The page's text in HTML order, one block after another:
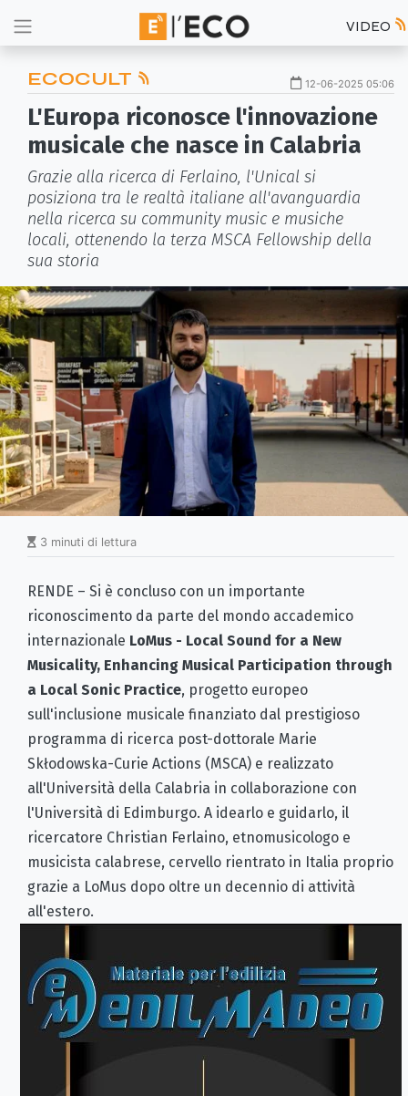
VIDEO
ECOCULT 12-06-2025 05:06
L'Europa riconosce l'innovazione
musicale che nasce in Calabria
Grazie alla ricerca di Ferlaino, l'Unical si
posiziona tra le realtà italiane all'avanguardia
nella ricerca su community music e musiche
locali, ottenendo la terza MSCA Fellowship della
sua storia
3 minuti di lettura
RENDE – Si è concluso con un importante
riconoscimento da parte del mondo accademico
internazionale LoMus - Local Sound for a New
Musicality, Enhancing Musical Participation through
a Local Sonic Practice, progetto europeo
sull'inclusione musicale finanziato dal prestigioso
programma di ricerca post-dottorale Marie
Skłodowska-Curie Actions (MSCA) e realizzato
all'Università della Calabria in collaborazione con
l'Università di Edimburgo. A idearlo e guidarlo, il
ricercatore Christian Ferlaino, etnomusicologo e
musicista calabrese, cervello rientrato in Italia proprio
grazie a LoMus dopo oltre un decennio di attività
all'estero.